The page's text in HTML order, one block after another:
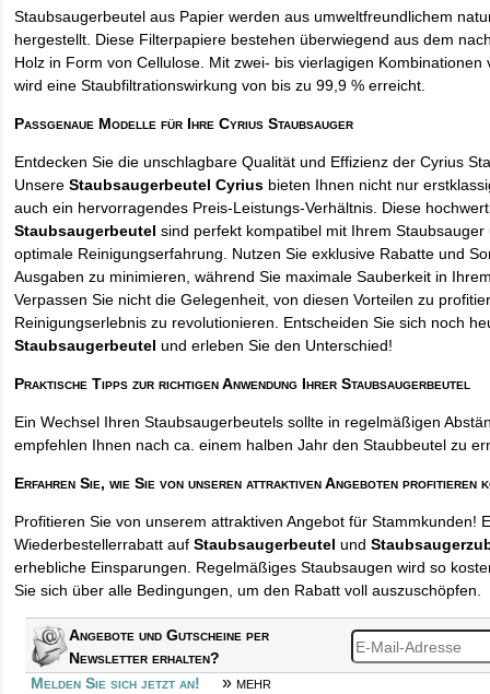
Staubsaugerbeutel aus Papier werden aus umweltfreundlichem
hergestellt. Diese Filterpapiere bestehen überwiegend aus dem
Holz in Form von Cellulose. Mit zwei- bis vierlagigen Kombinationen
wird eine Staubfiltrationswirkung von bis zu 99,9 % erreicht.
Passgenaue Modelle für Ihre Cyrius Staubsauger
Entdecken Sie die unschlagbare Qualität und Effizienz der Cyrius
UnsereStaubsaugerbeutel Cyrius bieten Ihnen nicht nur
auch ein hervorragendes Preis-Leistungs-Verhältnis. Diese
Staubsaugerbeutel sind perfekt kompatibel mit Ihrem
optimale Reinigungserfahrung. Nutzen Sie exklusive Rabatte und
Ausgaben zu minimieren, während Sie maximale Sauberkeit in
Verpassen Sie nicht die Gelegenheit, von diesen Vorteilen zu
Reinigungserlebnis zu revolutionieren. Entscheiden Sie sich noch
Staubsaugerbeutel und erleben Sie den Unterschied!
Praktische Tipps zur richtigen Anwendung Ihrer Staubsaugerbeutel
Ein Wechsel Ihren Staubsaugerbeutels sollte in regelmäßigen
empfehlen Ihnen nach ca. einem halben Jahr den Staubbeutel zu
Erfahren Sie, wie Sie von unseren attraktiven Angeboten profitieren
Profitieren Sie von unserem attraktiven Angebot für Stammkunden!
Wiederbestellerrabatt aufStaubsaugerbeutel und
erhebliche Einsparungen. Regelmäßiges Staubsaugen wird so
Sie sich über alle Bedingungen, um den Rabatt voll auszuschöpfen.
Angebote und Gutscheine per
Newsletter erhalten?
Melden Sie sich jetzt an!
» mehr